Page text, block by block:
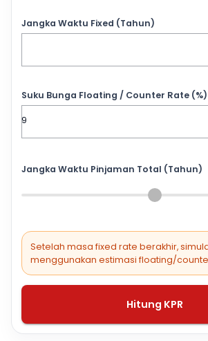
Jangka Waktu Fixed (Tahun)
Suku Bunga Floating / Counter Rate (%)
Jangka Waktu Pinjaman Total (Tahun)
Setelah masa fixed rate berakhir,
menggunakan estimasi floating/
Hitung KPR